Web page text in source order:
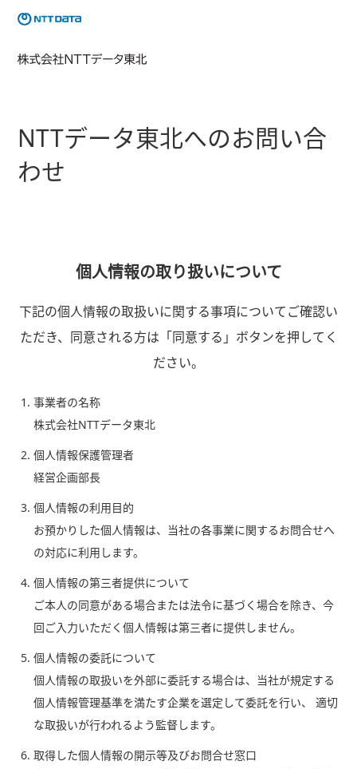
NTTデータ東北へのお問い合
わせ
個人情報の取り扱いについて
下記の個人情報の取扱いに関する事項についてご確認い
ただき、同意される方は「同意する」ボタンを押してく
ださい。
事業者の名称
株式会社NTTデータ東北
個人情報保護管理者
経営企画部長
個人情報の利用目的
お預かりした個人情報は、当社の各事業に関するお問合せへ
の対応に利用します。
個人情報の第三者提供について
ご本人の同意がある場合または法令に基づく場合を除き、今
回ご入力いただく個人情報は第三者に提供しません。
個人情報の委託について
個人情報の取扱いを外部に委託する場合は、当社が規定する
個人情報管理基準を満たす企業を選定して委託を行い、
適切
な取扱いが行われるよう監督します。
取得した個人情報の開示等及びお問合せ窓口